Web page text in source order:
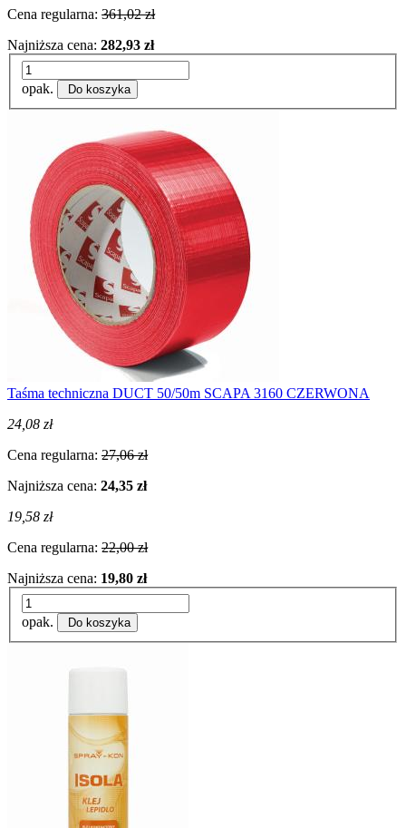
Cena regularna: 361,02 zł
Najniższa cena: 282,93 zł
opak. Do koszyka
Taśma techniczna DUCT 50/50m SCAPA 3160 CZERWONA
24,08 zł
Cena regularna: 27,06 zł
Najniższa cena: 24,35 zł
19,58 zł
Cena regularna: 22,00 zł
Najniższa cena: 19,80 zł
opak. Do koszyka